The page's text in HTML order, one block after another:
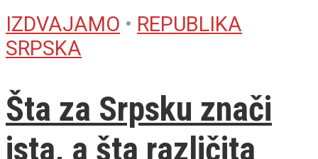
IZDVAJAMO • REPUBLIKA
SRPSKA
Šta za Srpsku znači
ista, a šta različita